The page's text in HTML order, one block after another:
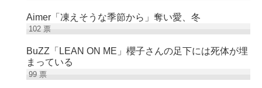
Aimer「凍えそうな季節から」奪い愛、冬
102票
BuZZ「LEAN ON ME」櫻子さんの足下には死体が埋
まっている
99票